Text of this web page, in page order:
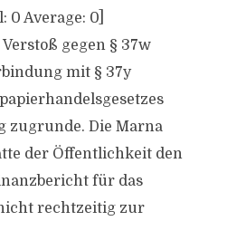
0 Average: 0]
gegen § 37w
mit § 37y
zugrunde. Die Marna
der Öffentlichkeit den
für das
rechtzeitig zur